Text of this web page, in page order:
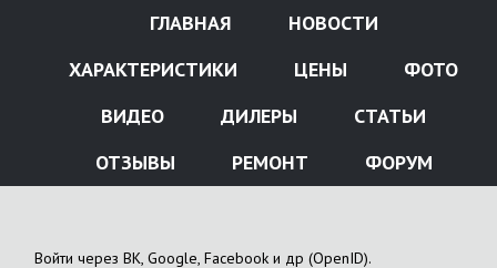
ГЛАВНАЯ
НОВОСТИ
ХАРАКТЕРИСТИКИ
ЦЕНЫ
ФОТО
ВИДЕО
ДИЛЕРЫ
СТАТЬИ
ОТЗЫВЫ
РЕМОНТ ФОРУМ
Войти через ВК, Google, Facebook и др (OpenID).